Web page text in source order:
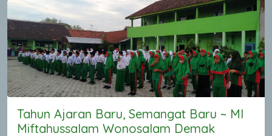
Tahun Ajaran Baru, Semangat Baru ~ MI
Miftahussalam Wonosalam Demak